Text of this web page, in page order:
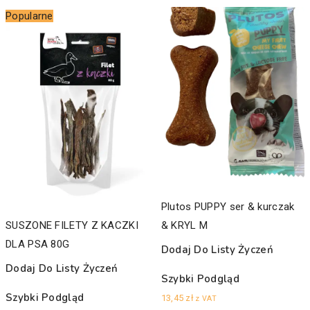
Popularne
SUSZONE FILETY Z KACZKI
DLA PSA 80G
Dodaj Do Listy Życzeń
Szybki Podgląd
Plutos PUPPY ser & kurczak
& KRYL M
Dodaj Do Listy Życzeń
Szybki Podgląd
13,45 zł z VAT